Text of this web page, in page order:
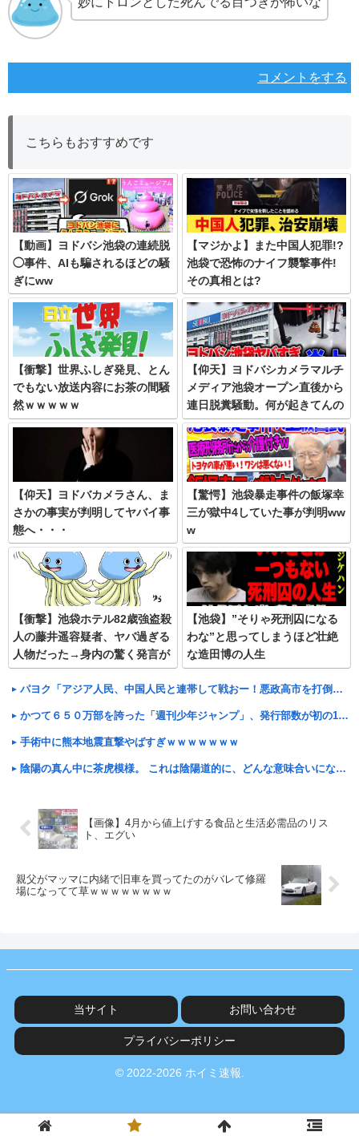
コメントをする
こちらもおすすめです
【動画】ヨドバシ池袋の連続脱
◯事件、AIも騙されるほどの騒
ぎにww
【マジかよ】また中国人犯罪!?
池袋で恐怖のナイフ襲撃事件!
その真相とは?
【衝撃】世界ふしぎ発見、とん
でもない放送内容にお茶の間騒
然ｗｗｗｗｗ
【仰天】ヨドバシカメラマルチ
メディア池袋オープン直後から
連日脱糞騒動。何が起きてんの
www
【仰天】ヨドバカメラさん、ま
さかの事実が判明してヤバイ事
態へ・・・
【驚愕】池袋暴走事件の飯塚幸
三が獄中4していた事が判明ww
w
【衝撃】池袋ホテル82歳強盗殺
人の藤井遥容疑者、ヤバ過ぎる
人物だった→身内の驚く発言が
コチラ
【池袋】”そりゃ死刑囚になる
わな”と思ってしまうほど壮絶
な造田博の人生
パヨク「アジア人民、中国人民と連帯して戦おー！悪政高市を打倒するぞー！」
かつて６５０万部を誇った「週刊少年ジャンプ」、発行部数が初の100万部割れ
手術中に熊本地震直撃やばすぎｗｗｗｗｗｗｗ
陰陽の真ん中に茶虎模様。 これは陰陽道的に、どんな意味合いになるんでしょ。【再】
【画像】4月から値上げする食品と生活必需品のリス
ト、エグい
親父がマッマに内緒で旧車を買ってたのがバレて修羅
場になってて草ｗｗｗｗｗｗｗｗ
当サイト お問い合わせ
プライバシーポリシー
© 2022-2026 ホイミ速報.